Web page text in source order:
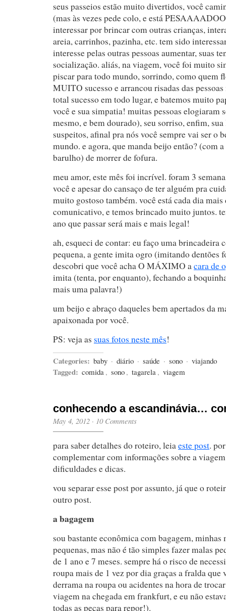
seus passeios estão muito divertidos, você
(mas às vezes pede colo, e está
interessar por brincar com outras crianças,
areia, carrinhos, pazinha, etc. tem sido
interesse pelas outras pessoas aumentar, suas
socialização. aliás, na viagem, você foi muito
piscar para todo mundo, sorrindo, como quem
MUITO sucesso e arrancou risadas das
total sucesso em todo lugar, e batemos muito
você e sua simpatia! muitas pessoas elogiaram
mesmo, e bem dourado), seu sorriso, enfim,
suspeitos, afinal pra nós você sempre vai ser o
mundo. e agora, que manda beijo então? (com
barulho) de morrer de fofura.
meu amor, este mês foi incrível. foram 3
você e apesar do cansaço de ter alguém pra
muito gostoso também. você está cada dia
comunicativo, e temos brincado muito juntos.
ano que passar será mais e mais legal!
ah, esqueci de contar: eu faço uma brincadeira
pequena, a gente imita ogro (imitando dentões
descobri que você acha O MÁXIMO acara de
imita (tenta, por enquanto), fechando a
mais uma palavra!)
um beijo e abraço daqueles bem apertados da
apaixonada por você.
PS: veja as suas fotos neste mês!
Categories: baby · diário · saúde · sono · viajando
Tagged: comida , sono , tagarela , viagem
conhecendo a escandinávia…
May 4, 2012 · 10 Comments
para saber detalhes do roteiro, leiaeste post.
complementar com informações sobre a
dificuldades e dicas.
vou separar esse post por assunto, já que o
outro post.
a bagagem
sou bastante econômica com bagagem, minhas
pequenas, mas não é tão simples fazer malas
de 1 ano e 7 meses. sempre há o risco de
roupa mais de 1 vez por dia graças a fralda que
derrama na roupa ou acidentes na hora de
viagem na chegada em frankfurt, e eu não
todas as peças para repor!).